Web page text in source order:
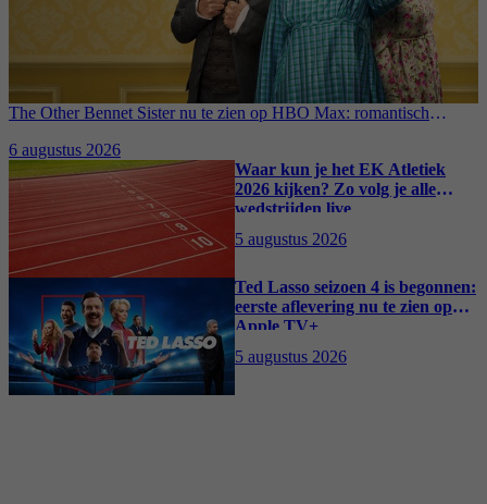
The Other Bennet Sister nu te zien op HBO Max: romantisch
6 augustus 2026
Waar kun je het EK Atletiek
2026 kijken? Zo volg je alle
wedstrijden live
5 augustus 2026
Ted Lasso seizoen 4 is begonnen:
eerste aflevering nu te zien op
Apple TV+
5 augustus 2026